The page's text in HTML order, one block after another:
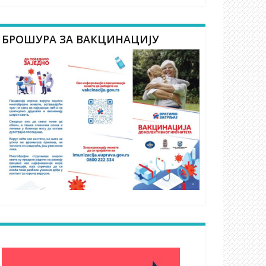
БРОШУРА ЗА ВАКЦИНАЦИЈУ